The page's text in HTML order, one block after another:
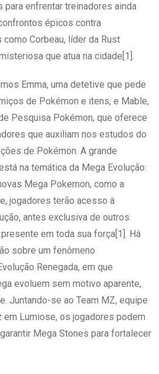
para enfrentar treinadores ainda
épicos contra
Corbeau, líder da Rust
que atua na cidade[1].
Emma, uma detetive que pede
de Pokémon e itens, e Mable,
Pesquisa Pokémon, que oferece
que auxiliam nos estudos do
de Pokémon. A grande
na temática da Mega Evolução:
Mega Pokemon, como a
jogadores terão acesso à
antes exclusiva de outros
em toda sua força[1]. Há
sobre um fenômeno
Renegada, em que
evoluem sem motivo aparente,
Juntando-se ao Team MZ, equipe
em Lumiose, os jogadores podem
Mega Stones para fortalecer